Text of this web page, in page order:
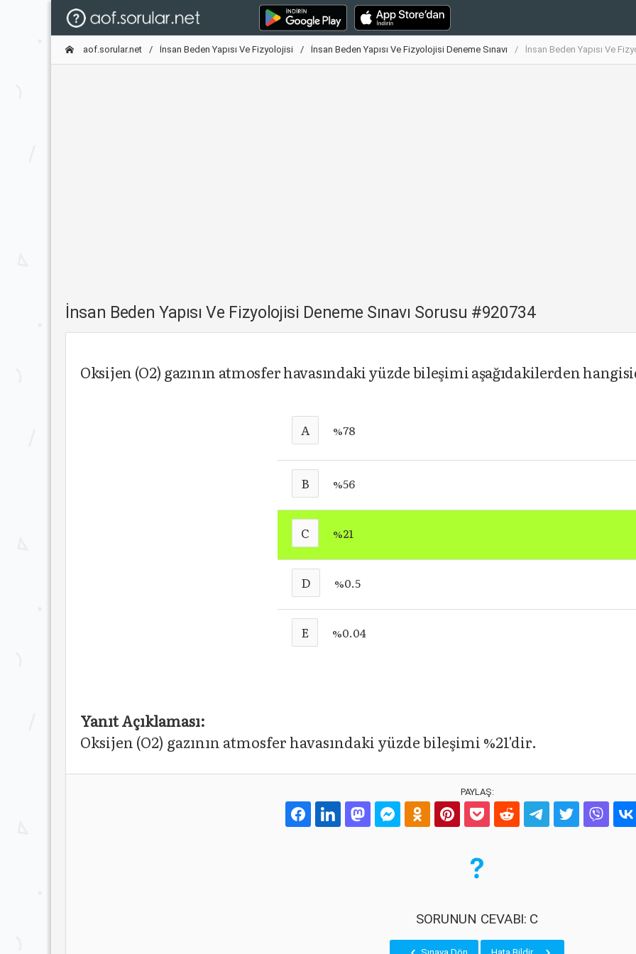
aof.sorular.net İnsan Beden Yapısı Ve Fizyolojisi İnsan Beden Yapısı Ve Fizyolojisi Deneme Sınavı İnsan Beden Yapısı Ve
İnsan Beden Yapısı Ve Fizyolojisi Deneme Sınavı Sorusu #920734
Oksijen (O2) gazının atmosfer havasındaki yüzde bileşimi aşağıdakilerden
A %78
B %56
C %21
D %0.5
E %0.04
Yanıt Açıklaması:
Oksijen (O2) gazının atmosfer havasındaki yüzde bileşimi %21'dir.
PAYLAŞ:
SORUNUN CEVABI: C